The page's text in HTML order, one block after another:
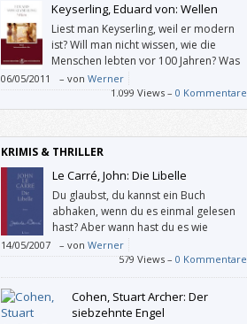
Keyserling, Eduard von: Wellen
Liest man Keyserling, weil er modern
ist? Will man nicht wissen, wie die
Menschen lebten vor 100 Jahren? Was
sie dachten und fühlten und taten?
06/05/2011 – von Werner
1.099 Views – 0 Kommentare
KRIMIS & THRILLER
Le Carré, John: Die Libelle
Du glaubst, du kannst ein Buch
abhaken, wenn du es einmal gelesen
hast? Aber wann hast du es wie
gelesen? Woran wirst du dich in 20
Jahren erinnern? An ein paar Details, die dir dann
unwichtig vorkommen? Was bleibt von all dem
Kultur-Konsum: ein paar “falsche“ Erinnerungen?
14/05/2007 – von Werner
579 Views – 0 Kommentare
Cohen, Stuart Archer: Der
siebzehnte Engel